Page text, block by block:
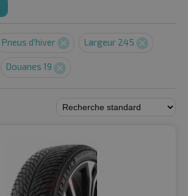
Pneus d'hiver Largeur 245
Douanes 19